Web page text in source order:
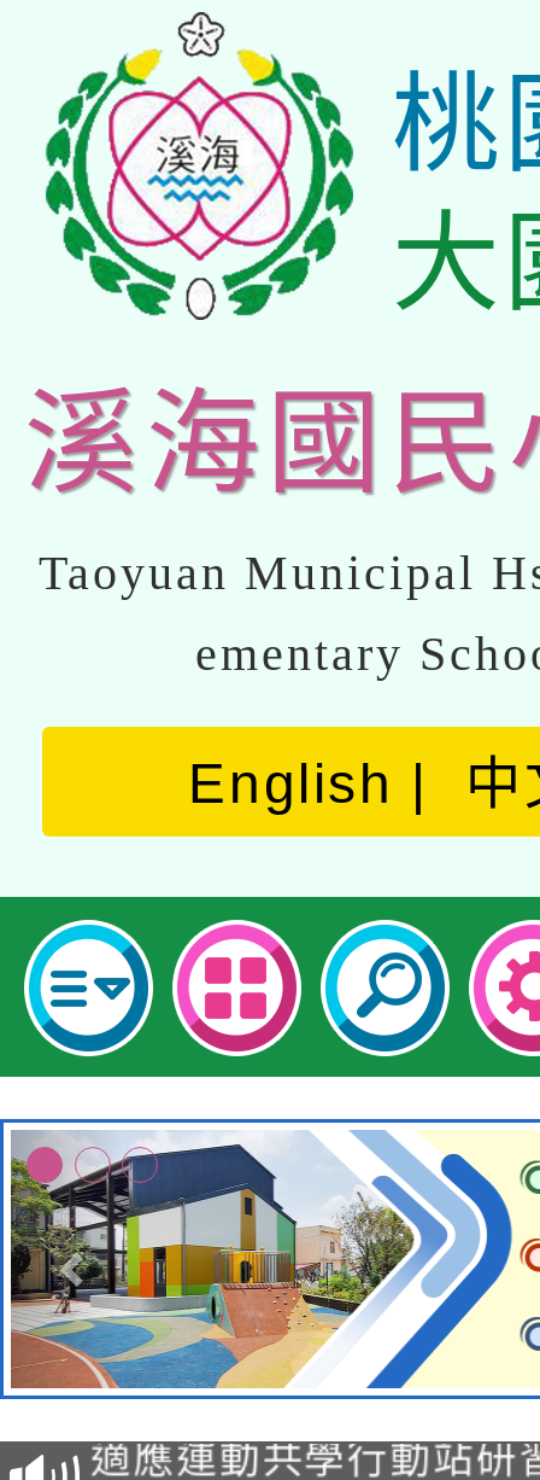
桃
大
溪海國民
Taoyuan Municipal
ementary
English 中
本校115學年度第2次
招甄選結果公告(無人
適應運動共學行動站研